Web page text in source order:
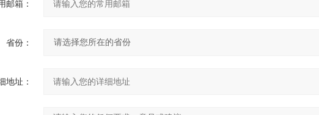
邮箱：
省份：
地址：